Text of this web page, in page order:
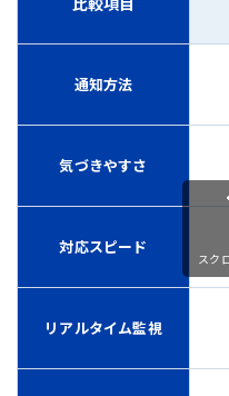
通知方法
気づきやすさ
対応スピード
リアルタイム監視